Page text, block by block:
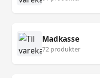
Madkasse
72 produkter